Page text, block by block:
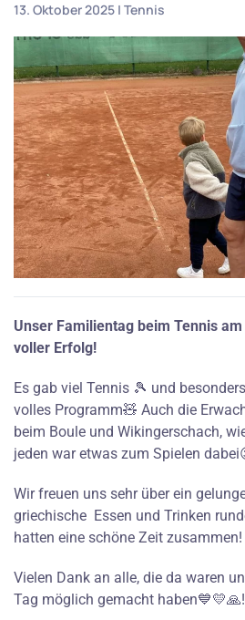
13. Oktober 2025 | Tennis
Unser Familientag beim Tennis
voller Erfolg!
Es gab viel Tennis 🎾 und
volles Programm🧸 Auch die
beim Boule und Wikingerschach,
jeden war etwas zum Spielen
Wir freuen uns sehr über ein
griechische Essen und Trinken
hatten eine schöne Zeit zusammen!
Vielen Dank an alle, die da waren
Tag möglich gemacht haben💙💛🙏!